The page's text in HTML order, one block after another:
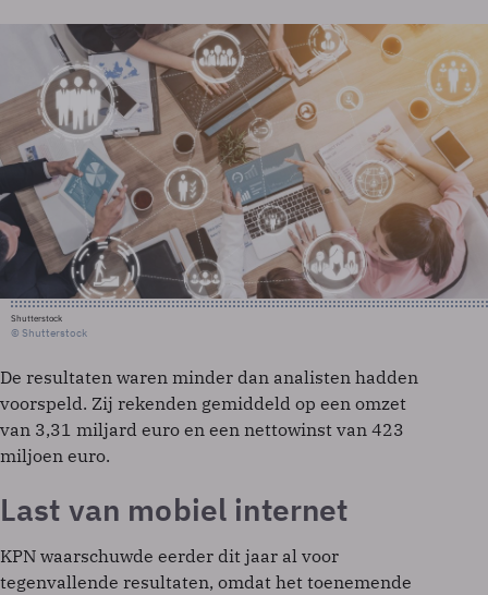
Shutterstock
© Shutterstock
De resultaten waren minder dan analisten hadden
voorspeld. Zij rekenden gemiddeld op een omzet
van 3,31 miljard euro en een nettowinst van 423
miljoen euro.
Last van mobiel internet
KPN waarschuwde eerder dit jaar al voor
tegenvallende resultaten, omdat het toenemende